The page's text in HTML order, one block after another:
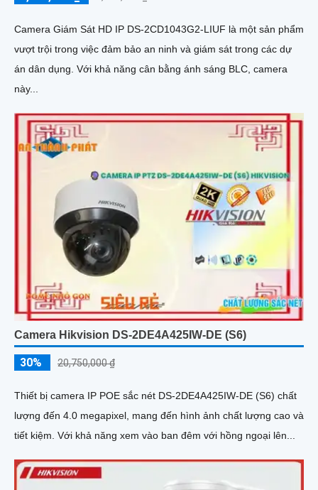
Camera Giám Sát HD IP DS-2CD1043G2-LIUF là một sản phẩm
vượt trội trong việc đảm bảo an ninh và giám sát trong các dự
án dân dụng. Với khả năng cân bằng ánh sáng BLC, camera
này...
Camera Hikvision DS-2DE4A425IW-DE (S6)
30% 20,750,000 ₫
Thiết bị camera IP POE sắc nét DS-2DE4A425IW-DE (S6) chất
lượng đến 4.0 megapixel, mang đến hình ảnh chất lượng cao và
tiết kiệm. Với khả năng xem vào ban đêm với hồng ngoại lên...